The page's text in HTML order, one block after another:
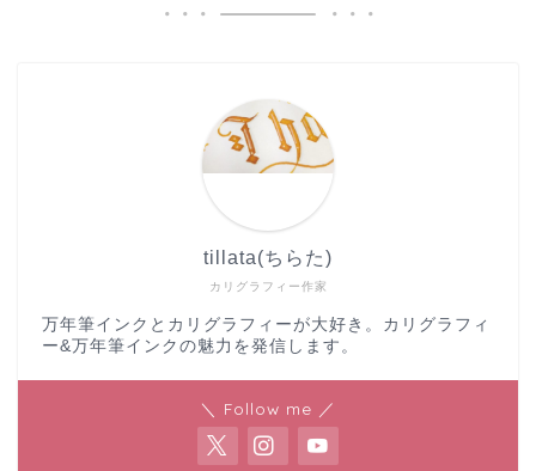
カリグラフィー作家
tillata(ちらた)
万年筆インクとカリグラフィーが大好き。カリグラフィ
ー&万年筆インクの魅力を発信します。
＼ Follow me ／